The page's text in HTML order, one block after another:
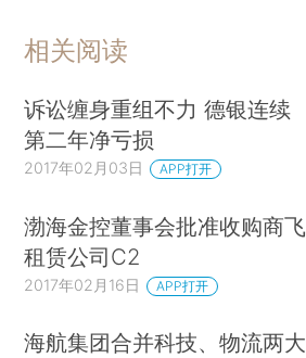
相关阅读
诉讼缠身重组不力 德银连续
第二年净亏损
2017年02月03日 APP打开
渤海金控董事会批准收购商飞
租赁公司C2
2017年02月16日 APP打开
海航集团合并科技、物流两大